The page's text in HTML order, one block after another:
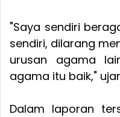
"Saya sendiri
sendiri, dilarang
urusan agama
agama itu baik,"
Dalam laporan